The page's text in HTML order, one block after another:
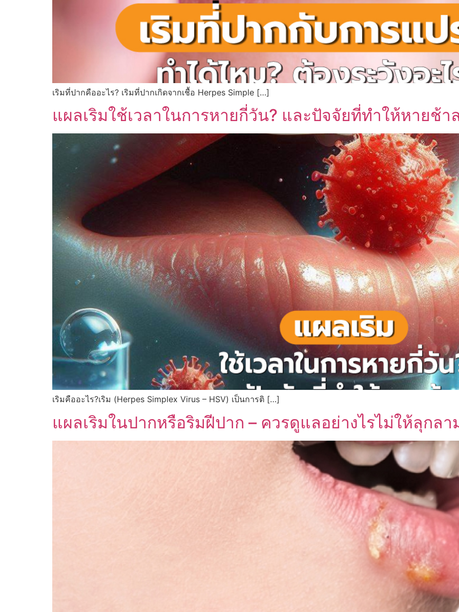
เริมที่ปากคืออะไร? เริมที่ปากเกิดจากเชื้อ Herpes Simple […]
แผลเริมใช้เวลาในการหายกี่วัน? และปัจจัยที่ทำให้หายช้า
เริมคืออะไร?เริม (Herpes Simplex Virus – HSV) เป็นการติ […]
แผลเริมในปากหรือริมฝีปาก – ควรดูแลอย่างไรไม่ให้ลุกลา